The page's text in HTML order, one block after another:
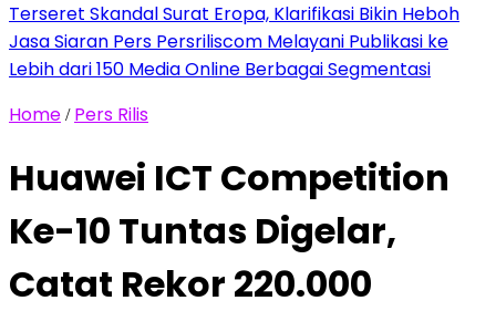
Terseret Skandal Surat Eropa, Klarifikasi Bikin Heboh
Jasa Siaran Pers Persriliscom Melayani Publikasi ke
Lebih dari 150 Media Online Berbagai Segmentasi
Home / Pers Rilis
Huawei ICT Competition
Ke-10 Tuntas Digelar,
Catat Rekor 220.000